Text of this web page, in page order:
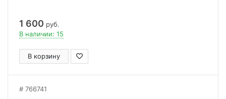
1 600 руб.
В наличии: 15
В корзину
766741